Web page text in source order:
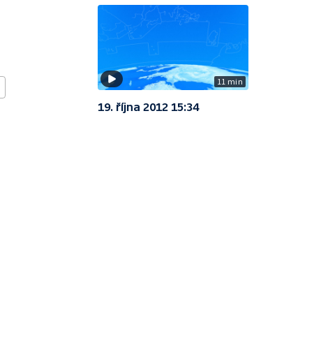
11 min
19. října 2012 15:34